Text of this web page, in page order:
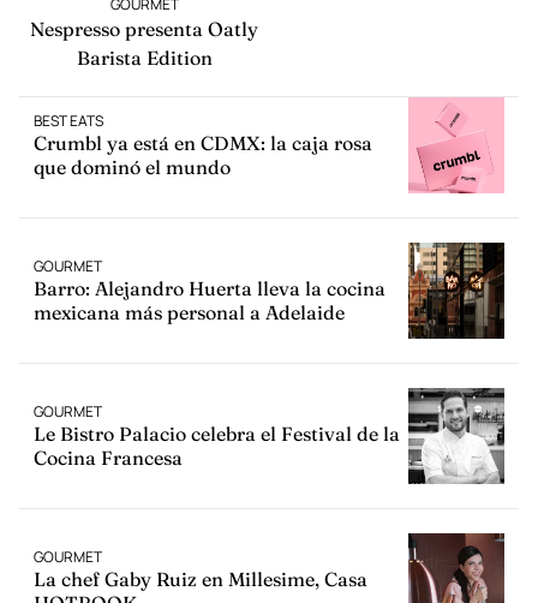
GOURMET
Nespresso presenta Oatly
Barista Edition
BEST EATS
Crumbl ya está en CDMX: la caja rosa
que dominó el mundo
GOURMET
Barro: Alejandro Huerta lleva la cocina
mexicana más personal a Adelaide
GOURMET
Le Bistro Palacio celebra el Festival de la
Cocina Francesa
GOURMET
La chef Gaby Ruiz en Millesime, Casa